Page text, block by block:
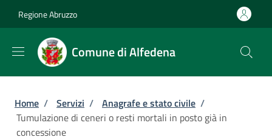
Regione Abruzzo
Comune di Alfedena
Briciole di pane
Home / Servizi / Anagrafe e stato civile /
Tumulazione di ceneri o resti mortali in posto già in
concessione